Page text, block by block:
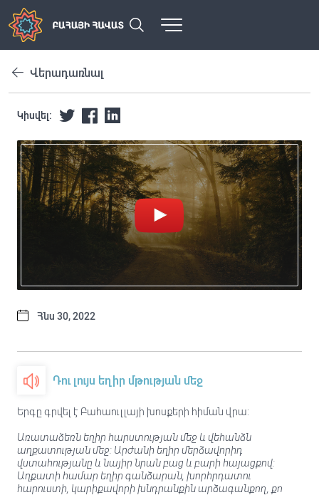
Վերադառնալ
Կիսվել:
Հնս 30, 2022
Դու լույս եղիր մթության մեջ
Երգը գրվել է Բահաուլլայի խոսքերի հիման վրա:
Առատաձեռն եղիր հարստության մեջ և վեհանձն
աղքատության մեջ: Արժանի եղիր մերձավորիդ
վստահությանը և նայիր նրան բաց և բարի հայացքով:
Աղքատի համար եղիր գանձարան, խորհրդատու
հարուստի, կարիքավորի խնդրանքին արձագանքող, քո